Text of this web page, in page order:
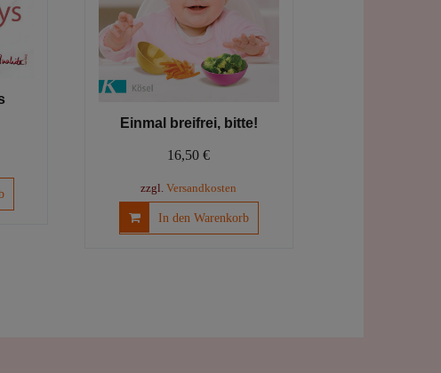
Einmal breifrei, bitte!
16,50€
zzgl.Versandkosten
In den Warenkorb